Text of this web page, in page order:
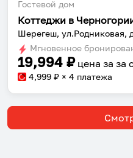
Гостевой дом
Коттеджи в
Шерегеш, ул.Родниковая,
Мгновенное
19,994 ₽ цена за за
4,999 ₽ × 4 платежа